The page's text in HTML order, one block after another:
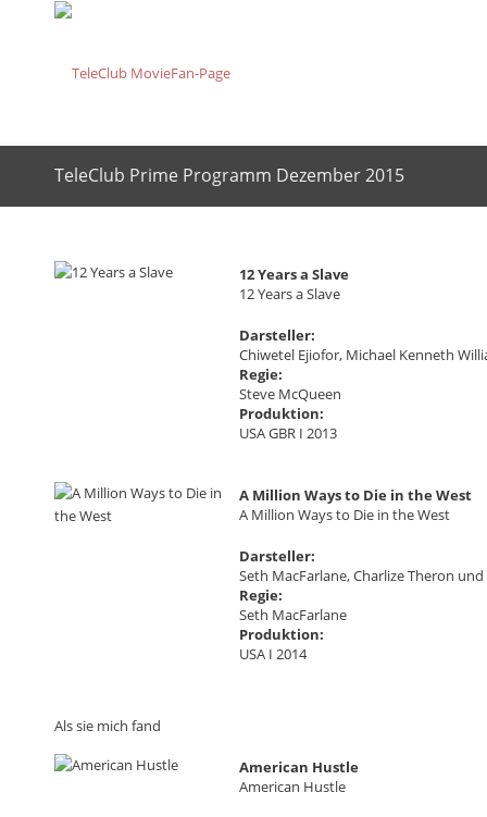
TeleClub Prime Programm Dezember 2015
12 Years a Slave
12 Years a Slave
Darsteller:
Chiwetel Ejiofor, Michael Kenneth
Regie:
Steve McQueen
Produktion:
USA GBR I 2013
A Million Ways to Die in the West
A Million Ways to Die in the West
Darsteller:
Seth MacFarlane, Charlize Theron
Regie:
Seth MacFarlane
Produktion:
USA I 2014
Als sie mich fand
American Hustle
American Hustle